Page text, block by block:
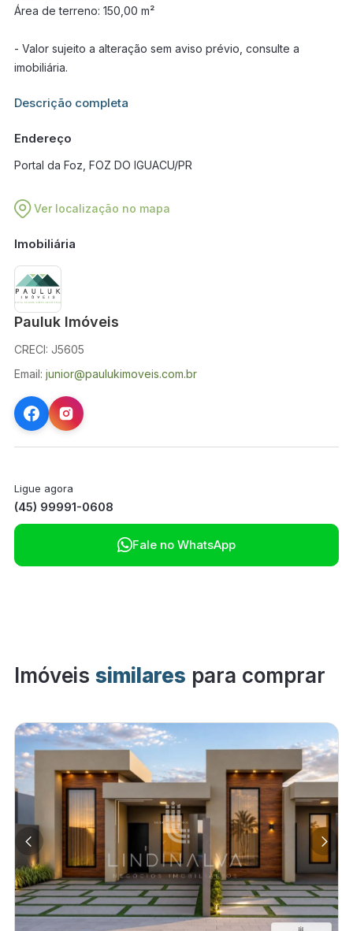
Área de terreno: 150,00 m²
- Valor sujeito a alteração sem aviso prévio, consulte a
imobiliária.
Informações adicionais sobre este imóvel estarão disponíveis
Descrição completa
Endereço
Portal da Foz, FOZ DO IGUACU/PR
Ver localização no mapa
Imobiliária
Pauluk Imóveis
CRECI: J5605
Email: junior@paulukimoveis.com.br
Ligue agora
(45) 99991-0608
Fale no WhatsApp
Imóveis similares para comprar